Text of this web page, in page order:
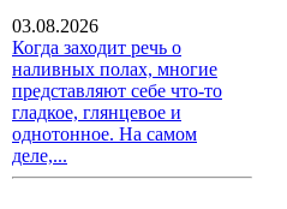
03.08.2026
Когда заходит речь о
наливных полах, многие
представляют себе что-то
гладкое, глянцевое и
однотонное. На самом
деле,...